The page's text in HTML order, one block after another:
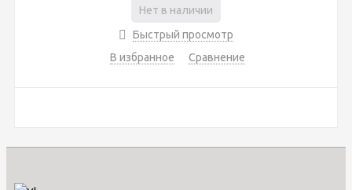
Нет в наличии
Быстрый просмотр
В избранное
Сравнение